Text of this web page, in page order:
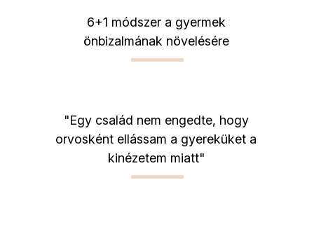
6+1 módszer a gyermek
önbizalmának növelésére
"Egy család nem engedte, hogy
orvosként ellássam a gyereküket a
kinézetem miatt"